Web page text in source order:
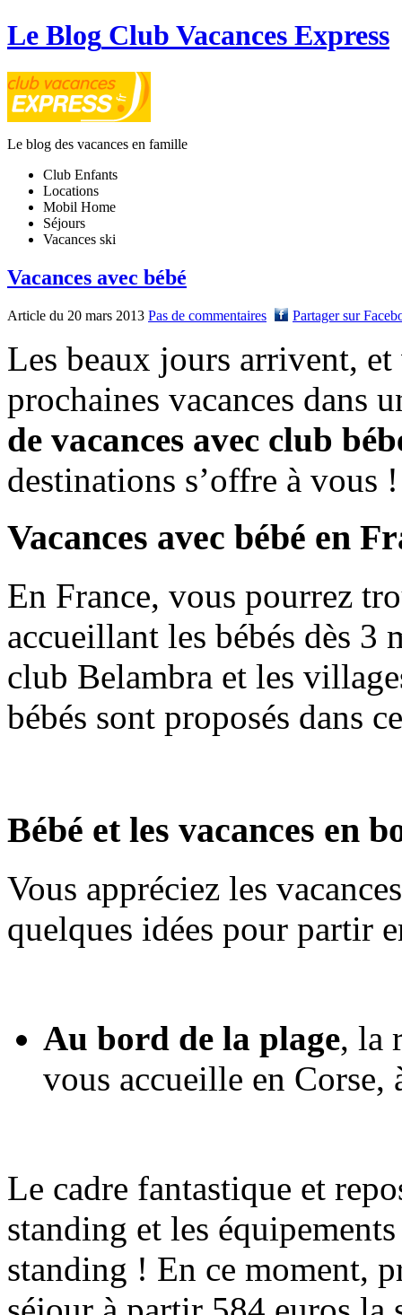
Le Blog Club Vacances Express
Le blog des vacances en famille
Club Enfants
Locations
Mobil Home
Séjours
Vacances ski
Vacances avec bébé
Article du 20 mars 2013 Pas de commentaires Partager sur
Les beaux jours arrivent,
prochaines vacances dans
de vacances avec club
destinations s’offre à vous !
Vacances avec bébé en
En France, vous pourrez
accueillant les bébés dès 3
club Belambra et les
bébés sont proposés dans
Bébé et les vacances en
Vous appréciez les
quelques idées pour partir
Au bord de la plage, la
vous accueille en Corse,
Le cadre fantastique et
standing et les
standing ! En ce moment,